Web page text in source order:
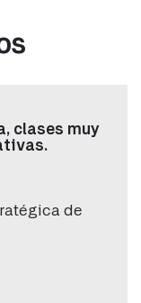
clases muy
de